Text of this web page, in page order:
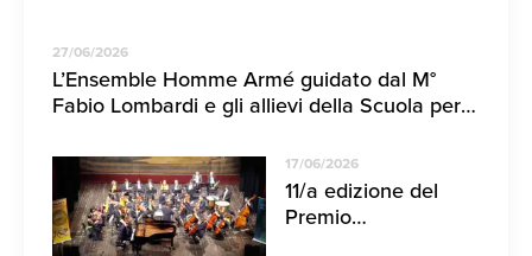
L’Ensemble Homme Armé guidato dal M°
Fabio Lombardi e gli allievi della Scuola per
ad oggi
27/06/2026
11/a edizione del
Premio
17/06/2026